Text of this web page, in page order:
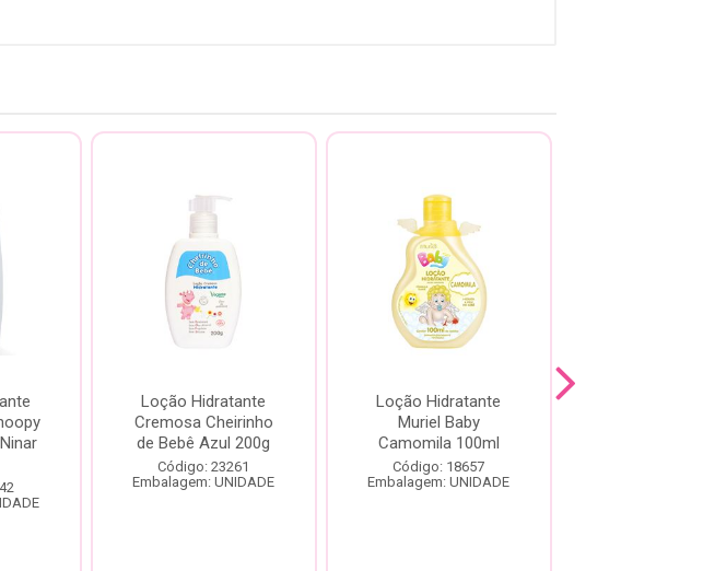
Loção Hidratante
Cremosa Cheirinho
de Bebê Azul 200g
Código: 23261
Embalagem: UNIDADE
Loção Hidratante
Muriel Baby
Camomila 100ml
Código: 18657
Embalagem: UNIDADE